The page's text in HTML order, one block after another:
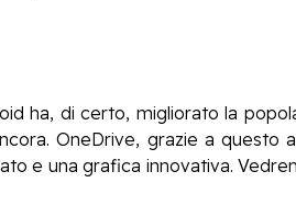
ha, di certo, migliorato la
OneDrive, grazie a questo
e una grafica innovativa.